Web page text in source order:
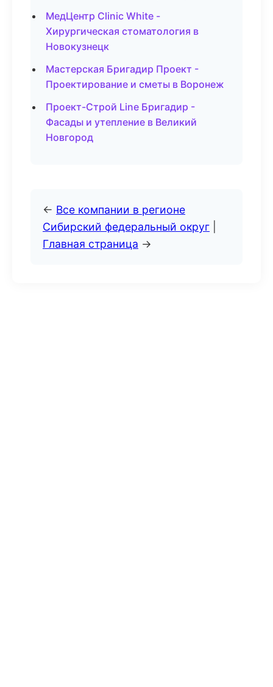
МедЦентр Clinic White -
Хирургическая стоматология в
Новокузнецк
Мастерская Бригадир Проект -
Проектирование и сметы в Воронеж
Проект-Строй Line Бригадир -
Фасады и утепление в Великий
Новгород
← Все компании в регионе
Сибирский федеральный округ
Главная страница →